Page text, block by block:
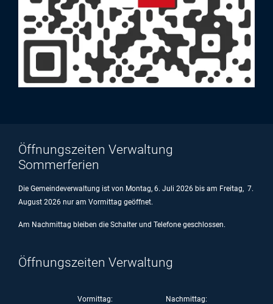
Öffnungszeiten Verwaltung
Sommerferien
Die Gemeindeverwaltung ist von Montag, 6. Juli 2026 bis am Freitag, 7.
August 2026 nur am Vormittag geöffnet.
Am Nachmittag bleiben die Schalter und Telefone geschlossen.
Öffnungszeiten Verwaltung
Vormittag: Nachmittag: